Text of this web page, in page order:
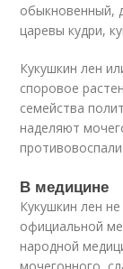
обыкновенный,
царевы кудри,
Кукушкин лен
споровое
семейства
наделяют
В медицине
Кукушкин лен
официальной
народной